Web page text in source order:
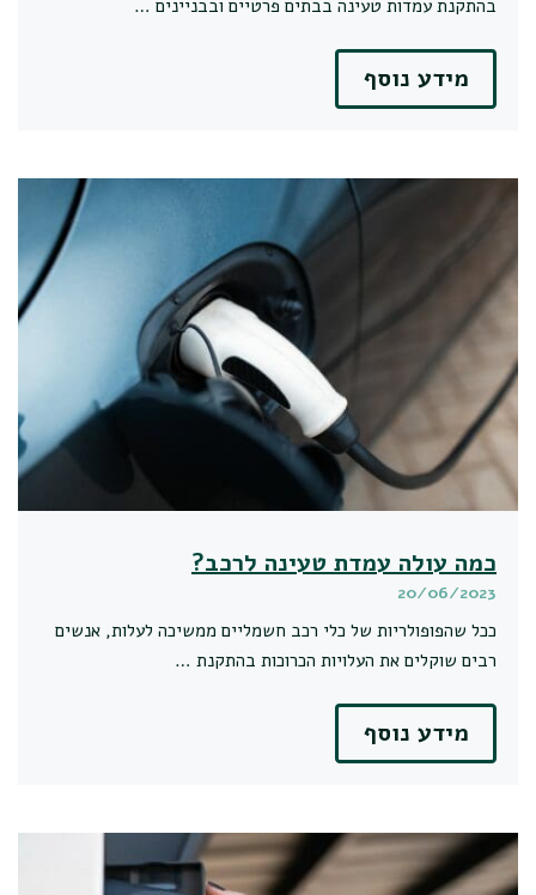
בהתקנת עמדות טעינה בבתים פרטיים ובבניינים …
מידע נוסף
כמה עולה עמדת טעינה לרכב?
20/06/2023
ככל שהפופולריות של כלי רכב חשמליים ממשיכה לעלות, אנשים
רבים שוקלים את העלויות הכרוכות בהתקנת …
מידע נוסף